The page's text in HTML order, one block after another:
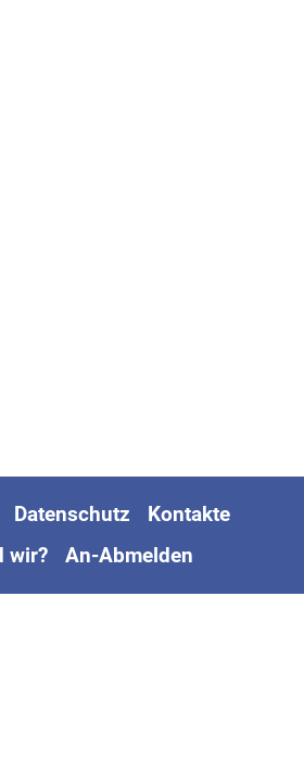
Datenschutz
Kontakte
wir?
An-Abmelden